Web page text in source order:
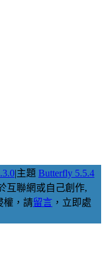
|主題 Butterfly 5.5.4
互聯網或自己創作,
權，請留言 ，立即處